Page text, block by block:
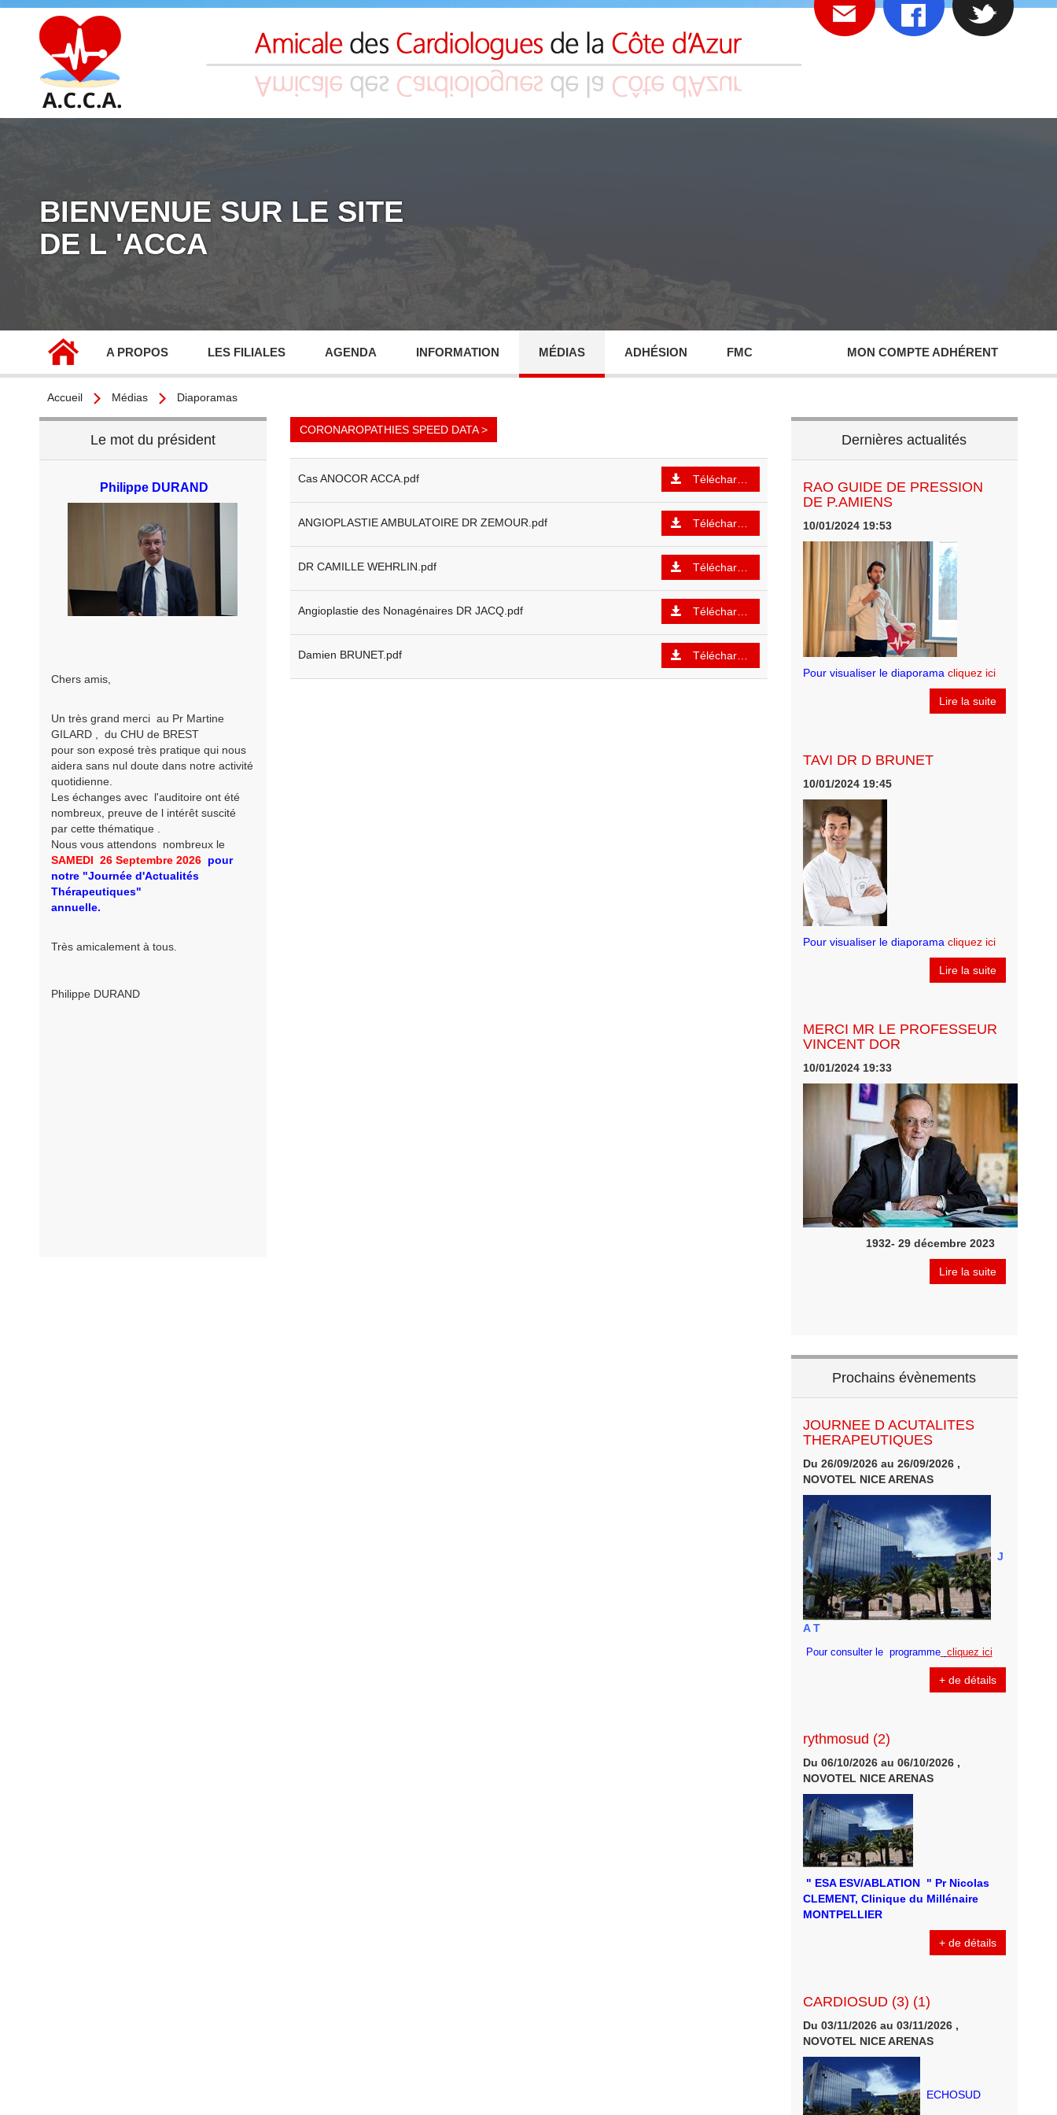
BIENVENUE SUR LE SITE
DE L 'ACCA
MON COMPTE ADHÉRENT
A PROPOS LES FILIALES AGENDA INFORMATION MÉDIAS ADHÉSION FMC
Accueil Médias Diaporamas
CORONAROPATHIES SPEED DATA >
Cas ANOCOR ACCA.pdf Télécharger
ANGIOPLASTIE AMBULATOIRE DR ZEMOUR.pdf Télécharger
DR CAMILLE WEHRLIN.pdf Télécharger
Angioplastie des Nonagénaires DR JACQ.pdf Télécharger
Damien BRUNET.pdf Télécharger
Dernières actualités
RAO GUIDE DE PRESSION
DE P.AMIENS
10/01/2024 19:53
Pour visualiser le diaporama cliquez ici
Lire la suite
TAVI DR D BRUNET
10/01/2024 19:45
Pour visualiser le diaporama cliquez ici
Lire la suite
MERCI MR LE PROFESSEUR
VINCENT DOR
10/01/2024 19:33
1932- 29 décembre 2023
Lire la suite
Prochains évènements
JOURNEE D ACUTALITES
THERAPEUTIQUES
Du 26/09/2026 au 26/09/2026 ,
NOVOTEL NICE ARENAS
J
A T
Pour consulter le programme cliquez ici
+ de détails
rythmosud (2)
Du 06/10/2026 au 06/10/2026 ,
NOVOTEL NICE ARENAS
" ESA ESV/ABLATION " Pr Nicolas
CLEMENT, Clinique du Millénaire
MONTPELLIER
+ de détails
CARDIOSUD (3) (1)
Du 03/11/2026 au 03/11/2026 ,
NOVOTEL NICE ARENAS
ECHOSUD
Le mot du président
Philippe DURAND
Chers amis,
Un très grand merci au Pr Martine
GILARD , du CHU de BREST
pour son exposé très pratique qui nous
aidera sans nul doute dans notre activité
quotidienne.
Les échanges avec l'auditoire ont été
nombreux, preuve de l intérêt suscité
par cette thématique .
Nous vous attendons nombreux le
SAMEDI 26 Septembre 2026 pour
notre "Journée d'Actualités
Thérapeutiques"
annuelle.
Très amicalement à tous.
Philippe DURAND